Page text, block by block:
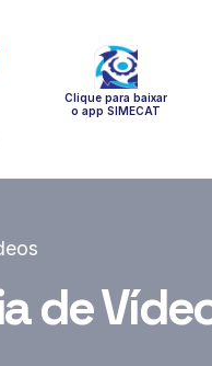
Clique para baixar
o app SIMECAT
de